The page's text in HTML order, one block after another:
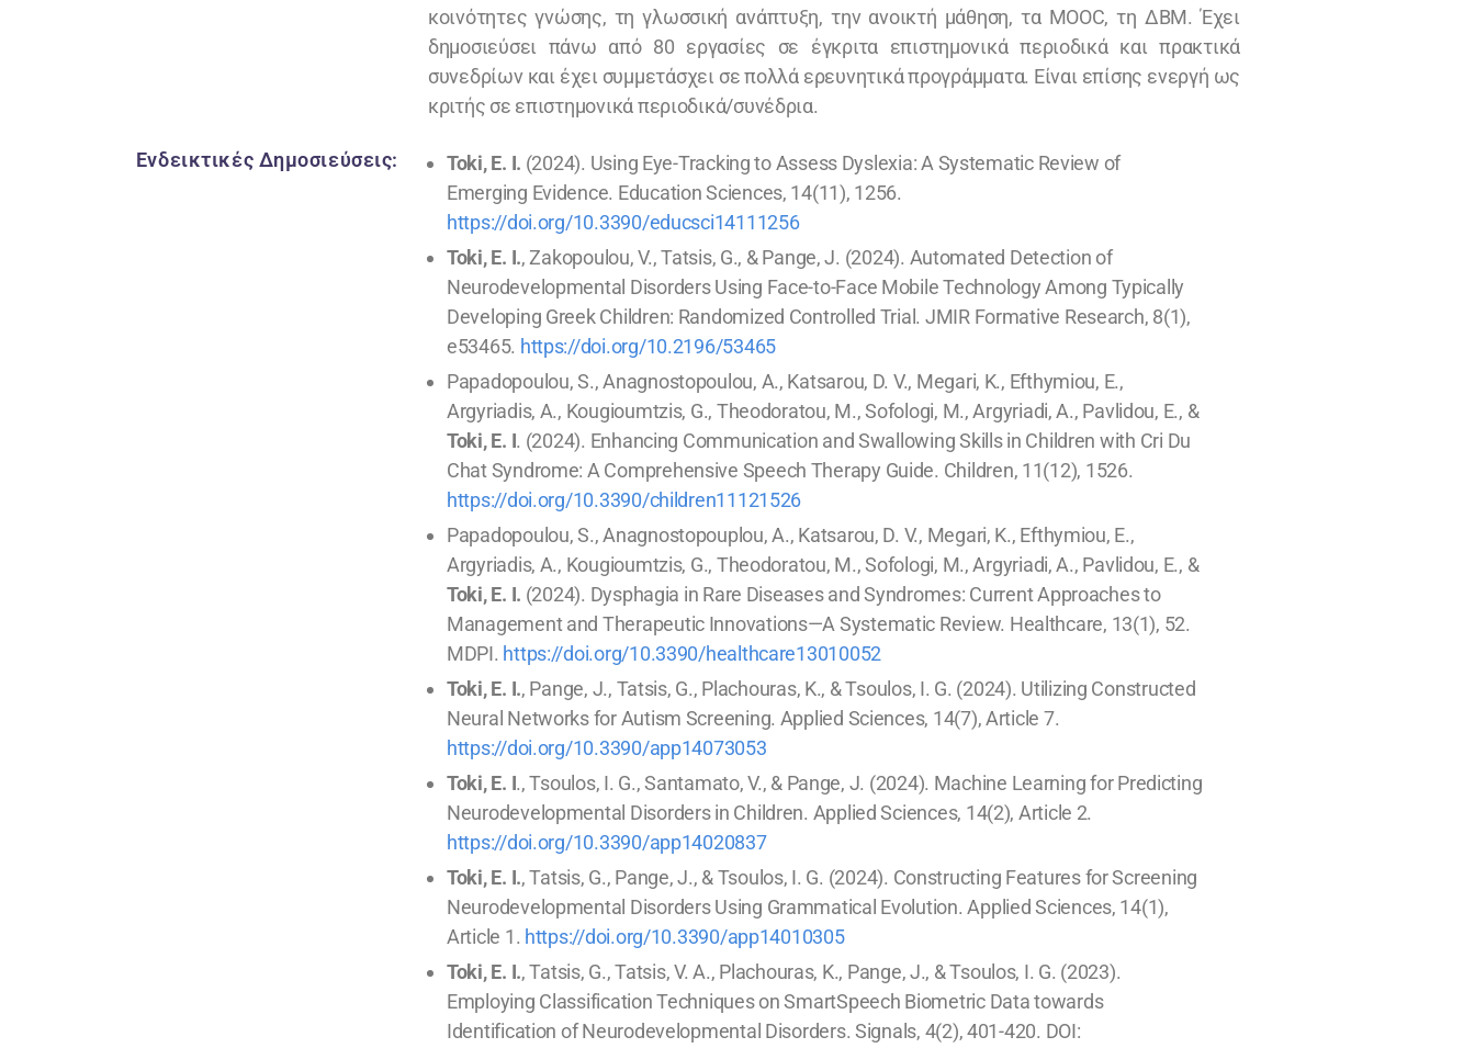
κοινότητες γνώσης, τη γλωσσική ανάπτυξη, την ανοικτή μάθηση, τα MOOC, τη ΔΒΜ. Έχει
δημοσιεύσει πάνω από 80 εργασίες σε έγκριτα επιστημονικά περιοδικά και πρακτικά
συνεδρίων και έχει συμμετάσχει σε πολλά ερευνητικά προγράμματα. Είναι επίσης ενεργή ως
κριτής σε επιστημονικά περιοδικά/συνέδρια.
Ενδεικτικές Δημοσιεύσεις: Toki, E. I. (2024). Using Eye-Tracking to Assess Dyslexia: A Systematic Review of
Emerging Evidence. Education Sciences, 14(11), 1256.
https://doi.org/10.3390/educsci14111256
Toki, E. I., Zakopoulou, V., Tatsis, G., & Pange, J. (2024). Automated Detection of
Neurodevelopmental Disorders Using Face-to-Face Mobile Technology Among Typically
Developing Greek Children: Randomized Controlled Trial. JMIR Formative Research, 8(1),
e53465. https://doi.org/10.2196/53465
Papadopoulou, S., Anagnostopoulou, A., Katsarou, D. V., Megari, K., Efthymiou, E.,
Argyriadis, A., Kougioumtzis, G., Theodoratou, M., Sofologi, M., Argyriadi, A., Pavlidou, E., &
Toki, E. I. (2024). Enhancing Communication and Swallowing Skills in Children with Cri Du
Chat Syndrome: A Comprehensive Speech Therapy Guide. Children, 11(12), 1526.
https://doi.org/10.3390/children11121526
Papadopoulou, S., Anagnostopouplou, A., Katsarou, D. V., Megari, K., Efthymiou, E.,
Argyriadis, A., Kougioumtzis, G., Theodoratou, M., Sofologi, M., Argyriadi, A., Pavlidou, E., &
Toki, E. I. (2024). Dysphagia in Rare Diseases and Syndromes: Current Approaches to
Management and Therapeutic Innovations—A Systematic Review. Healthcare, 13(1), 52.
MDPI. https://doi.org/10.3390/healthcare13010052
Toki, E. I., Pange, J., Tatsis, G., Plachouras, K., & Tsoulos, I. G. (2024). Utilizing Constructed
Neural Networks for Autism Screening. Applied Sciences, 14(7), Article 7.
https://doi.org/10.3390/app14073053
Toki, E. I., Tsoulos, I. G., Santamato, V., & Pange, J. (2024). Machine Learning for Predicting
Neurodevelopmental Disorders in Children. Applied Sciences, 14(2), Article 2.
https://doi.org/10.3390/app14020837
Toki, E. I., Tatsis, G., Pange, J., & Tsoulos, I. G. (2024). Constructing Features for Screening
Neurodevelopmental Disorders Using Grammatical Evolution. Applied Sciences, 14(1),
Article 1. https://doi.org/10.3390/app14010305
Toki, E. I., Tatsis, G., Tatsis, V. A., Plachouras, K., Pange, J., & Tsoulos, I. G. (2023).
Employing Classification Techniques on SmartSpeech Biometric Data towards
Identification of Neurodevelopmental Disorders. Signals, 4(2), 401-420. DOI: